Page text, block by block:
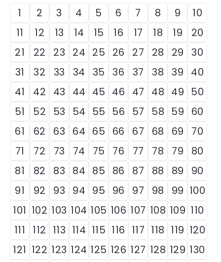
1 2 3 4 5 6 7 8 9
10
11
12 13 14 15 16 17 18 19
20
21
22 23 24 25 26 27 28 29
30
31
32 33 34 35 36 37 38 39
40
41
42 43 44 45 46 47 48 49 50
51
52 53 54 55 56 57 58 59
60
61
62 63 64 65 66 67 68 69
70
71
72 73 74 75 76 77 78 79
80
81
82 83 84 85 86 87 88 89
90
91
92 93 94 95 96 97 98 99 100
101 102 103 104 105 106 107 108 109 110
111
112 113 114 115 116 117 118 119 120
121 122 123 124 125 126 127 128 129 130